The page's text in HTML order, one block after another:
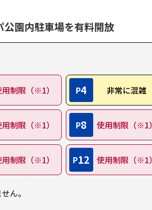
公園内駐車場を有料開放
制限（※1） P4 非常に混雑
制限（※1） P8 使用制限（※1）
制限（※1） P12 使用制限（※1）
ん。